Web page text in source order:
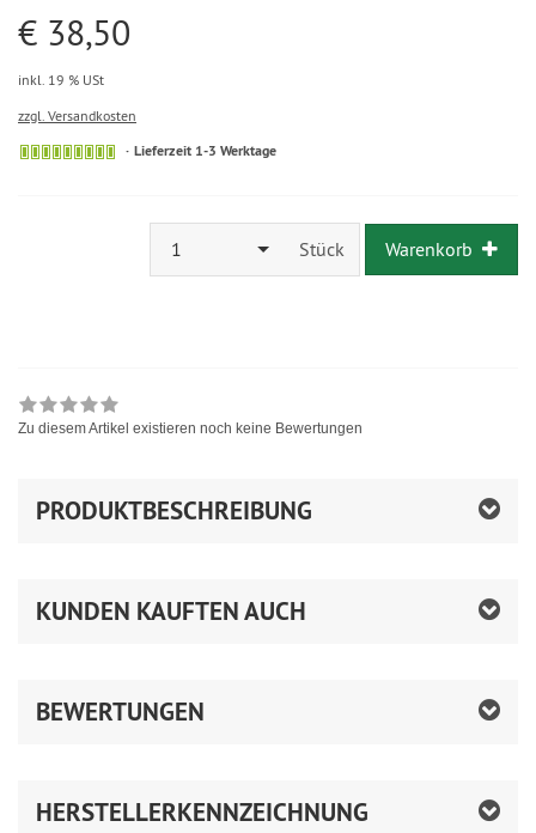
€ 38,50
inkl. 19 % USt
zzgl. Versandkosten
Lieferzeit 1-3 Werktage
1 Stück Warenkorb
Zu diesem Artikel existieren noch keine Bewertungen
PRODUKTBESCHREIBUNG
KUNDEN KAUFTEN AUCH
BEWERTUNGEN
HERSTELLERKENNZEICHNUNG